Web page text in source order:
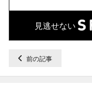
見逃せない
前の記事